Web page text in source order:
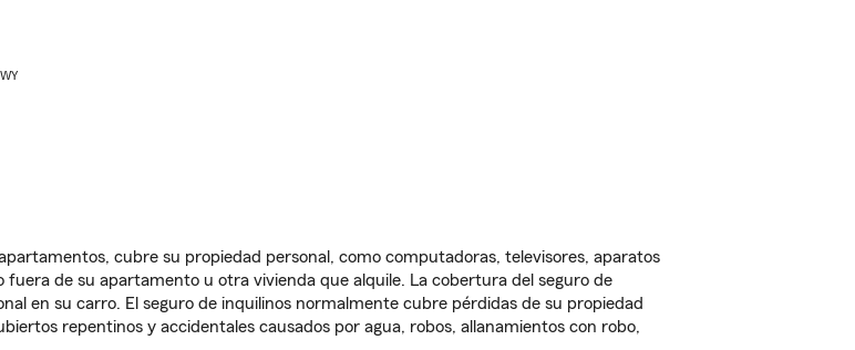
cubre su propiedad personal, como computadoras, televisores, aparatos
de su apartamento u otra vivienda que alquile. La cobertura del seguro de
en su carro. El seguro de inquilinos normalmente cubre pérdidas de su propiedad
repentinos y accidentales causados por agua, robos, allanamientos con robo,